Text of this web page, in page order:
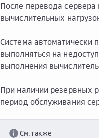
После перевода сервера
вычислительных
Система автоматически
выполняться на
выполнения
При наличии резервных
период обслуживания
См.также